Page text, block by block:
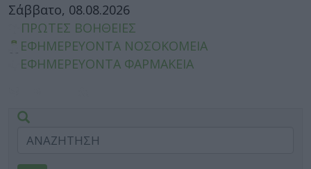
Σάββατο, 08.08.2026
ΠΡΩΤΕΣ ΒΟΗΘΕΙΕΣ
ΕΦΗΜΕΡΕΥΟΝΤΑ ΝΟΣΟΚΟΜΕΙΑ
ΕΦΗΜΕΡΕΥΟΝΤΑ ΦΑΡΜΑΚΕΙΑ